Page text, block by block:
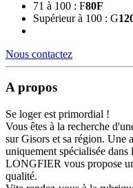
71 à 100 : F80F
Supérieur à 100 : G
Nous contactez
A propos
Se loger est primordial !
Vous êtes à la recherche
sur Gisors et sa région. Une
uniquement spécialisée
LONGFIER vous propose
qualité.